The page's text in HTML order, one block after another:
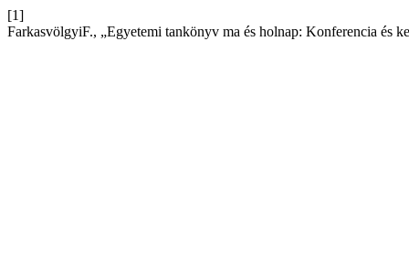
[1]
FarkasvölgyiF., „Egyetemi tankönyv ma és holnap: Konferencia és